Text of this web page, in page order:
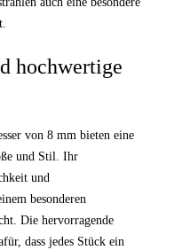
hochwertige
von 8 mm bieten eine
und Stil. Ihr
und
besonderen
Die hervorragende
dass jedes Stück ein